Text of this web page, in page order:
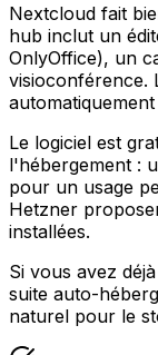
Nextcloud fait
hub inclut un
OnlyOffice), un
visioconférence.
Le logiciel est
l'hébergement :
pour un usage
Hetzner
installées.
Si vous avez
suite auto-
naturel pour le